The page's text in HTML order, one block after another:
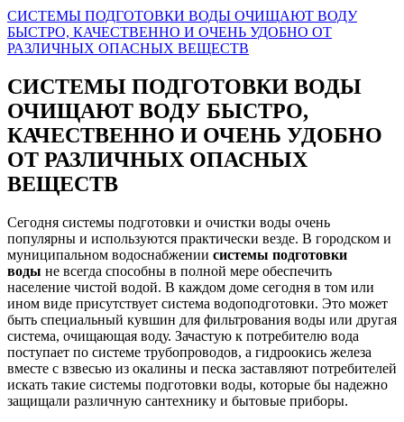
СИСТЕМЫ ПОДГОТОВКИ ВОДЫ ОЧИЩАЮТ ВОДУ
БЫСТРО, КАЧЕСТВЕННО И ОЧЕНЬ УДОБНО ОТ
РАЗЛИЧНЫХ ОПАСНЫХ ВЕЩЕСТВ
СИСТЕМЫ ПОДГОТОВКИ ВОДЫ
ОЧИЩАЮТ ВОДУ БЫСТРО,
КАЧЕСТВЕННО И ОЧЕНЬ УДОБНО
ОТ РАЗЛИЧНЫХ ОПАСНЫХ
ВЕЩЕСТВ
Сегодня системы подготовки и очистки воды очень
популярны и используются практически везде. В городском и
муниципальном водоснабжении системы подготовки
воды не всегда способны в полной мере обеспечить
население чистой водой. В каждом доме сегодня в том или
ином виде присутствует система водоподготовки. Это может
быть специальный кувшин для фильтрования воды или другая
система, очищающая воду. Зачастую к потребителю вода
поступает по системе трубопроводов, а гидроокись железа
вместе с взвесью из окалины и песка заставляют потребителей
искать такие системы подготовки воды, которые бы надежно
защищали различную сантехнику и бытовые приборы.